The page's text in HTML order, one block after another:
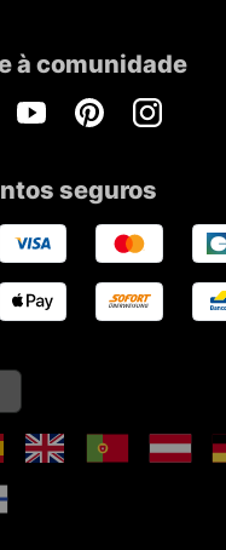
à comunidade
YoutubePinterestInstagram
seguros